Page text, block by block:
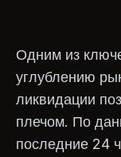
Одним из
углублению
ликвидации
плечом. По
последние 24